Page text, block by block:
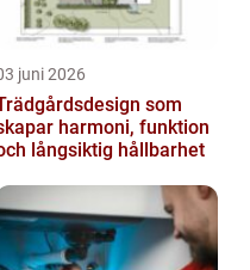
juni 2026
som
harmoni, funktion
långsiktig hållbarhet